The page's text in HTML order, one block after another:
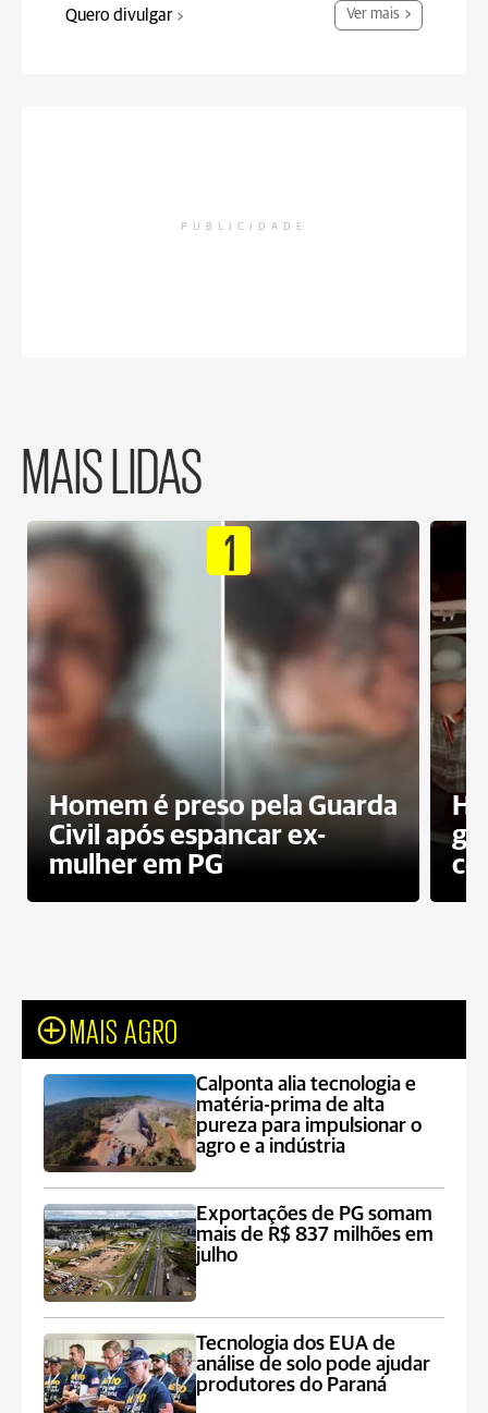
Quero divulgar Ver mais
PUBLICIDADE
MAIS LIDAS
1
Homem é preso pela Guarda
Civil após espancar ex-
mulher em PG
MAIS AGRO
Calponta alia tecnologia e
matéria-prima de alta
pureza para impulsionar o
agro e a indústria
Exportações de PG somam
mais de R$ 837 milhões em
julho
Tecnologia dos EUA de
análise de solo pode ajudar
produtores do Paraná